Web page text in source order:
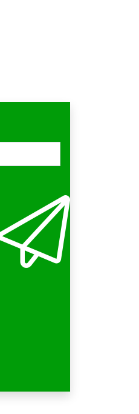
könnte
in den
stechen